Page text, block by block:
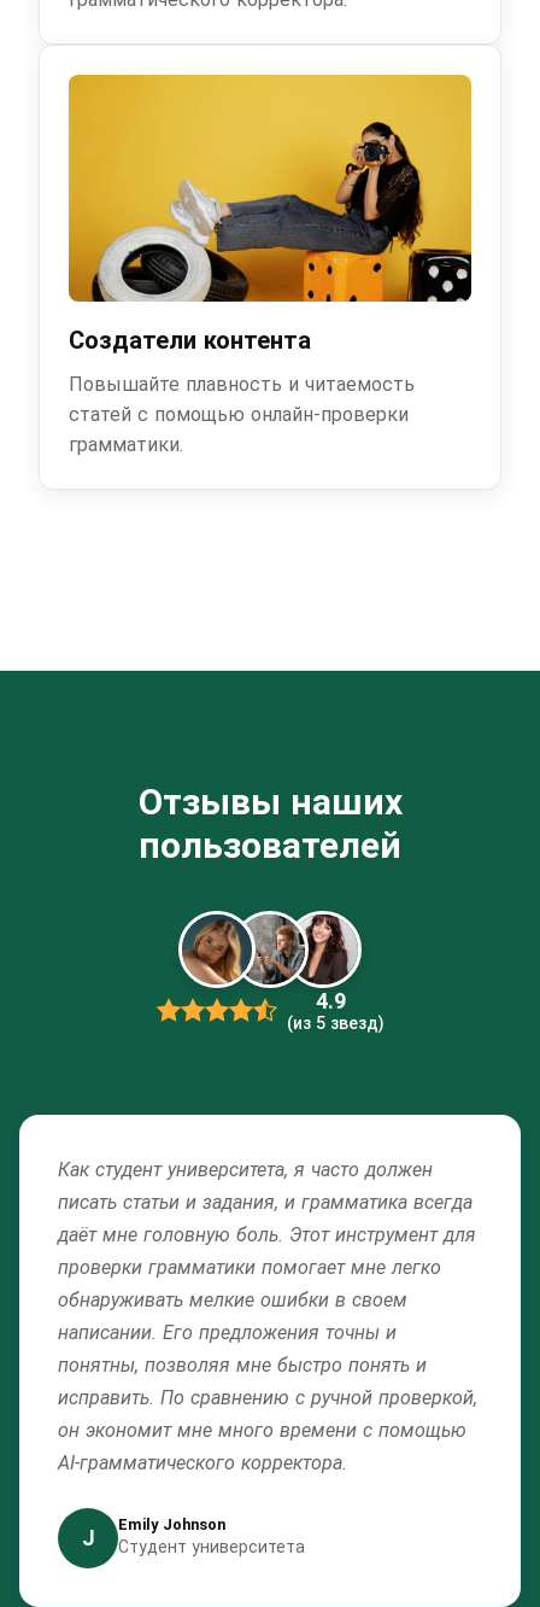
Создатели контента
Повышайте плавность и читаемость
статей с помощью онлайн-проверки
грамматики.
Отзывы наших
пользователей
4.9
(из 5 звезд)
Как студент университета, я часто должен
писать статьи и задания, и грамматика всегда
даёт мне головную боль. Этот инструмент для
проверки грамматики помогает мне легко
обнаруживать мелкие ошибки в своем
написании. Его предложения точны и
понятны, позволяя мне быстро понять и
исправить. По сравнению с ручной проверкой,
он экономит мне много времени с помощью
AI-грамматического корректора.
J
Emily Johnson
Студент университета